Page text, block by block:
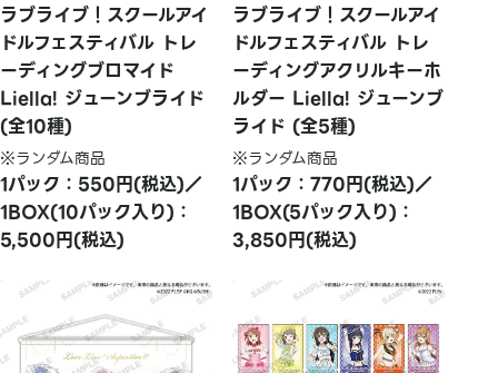
ラブライブ！スクールアイ
ドルフェスティバル トレ
ーディングブロマイド
Liella! ジューンブライド
(全10種)
※ランダム商品
1パック：550円(税込)／
1BOX(10パック入り)：
5,500円(税込)
ラブライブ！スクールアイ
ドルフェスティバル トレ
ーディングアクリルキーホ
ルダー Liella! ジューンブ
ライド (全5種)
※ランダム商品
1パック：770円(税込)／
1BOX(5パック入り)：
3,850円(税込)